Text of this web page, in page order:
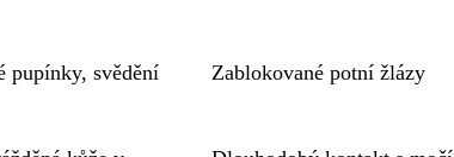
pupínky, svědění Zablokované potní žlázy